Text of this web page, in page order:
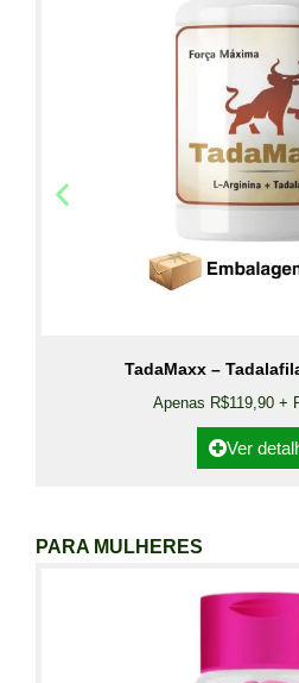
TadaMaxx –
Apenas R$119,90 +
Ver
PARA MULHERES